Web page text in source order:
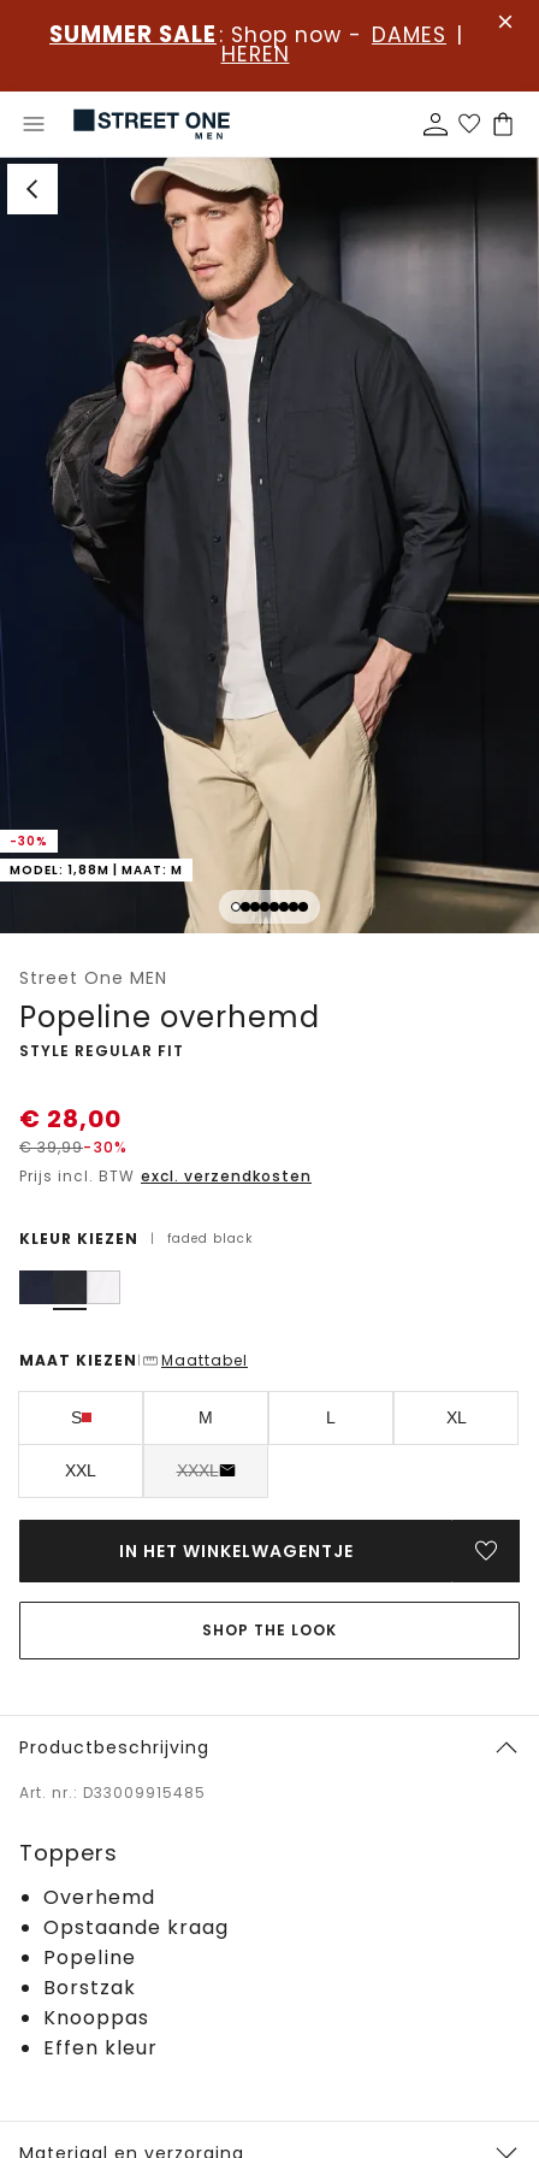
SUMMER SALE : Shop now - DAMES |
HEREN
-30%
MODEL: 1,88M | MAAT: M
Street One MEN
Popeline overhemd
-
STYLE REGULAR FIT
€ 28,00
€39,99-30%
Prijs incl. BTW excl. verzendkosten
KLEUR KIEZEN | faded black
MAAT KIEZEN | Maattabel
S M L XL
XXL XXXL
IN HET WINKELWAGENTJE
SHOP THE LOOK
Productbeschrijving
Art. nr.: D33009915485
Toppers
Overhemd
Opstaande kraag
Popeline
Borstzak
Knooppas
Effen kleur
Materiaal en verzorging